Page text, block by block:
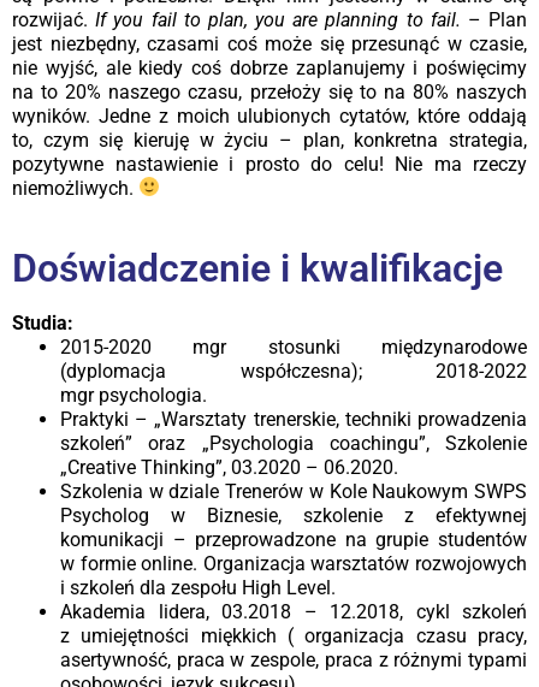
rozwijać.If you fail to plan, you are planning to fail. – Plan
jest niezbędny, czasami coś może się przesunąć w czasie,
nie wyjść, ale kiedy coś dobrze zaplanujemy i poświęcimy
na to 20% naszego czasu, przełoży się to na 80% naszych
wyników. Jedne z moich ulubionych cytatów, które oddają
to, czym się kieruję w życiu – plan, konkretna strategia,
pozytywne nastawienie i prosto do celu! Nie ma rzeczy
niemożliwych.
Doświadczenie i kwalifikacje
Studia:
2015-2020 mgr stosunki międzynarodowe
(dyplomacja współczesna); 2018-2022
mgr psychologia.
Praktyki – „Warsztaty trenerskie, techniki prowadzenia
szkoleń” oraz „Psychologia coachingu”, Szkolenie
„Creative Thinking”, 03.2020 – 06.2020.
Szkolenia w dziale Trenerów w Kole Naukowym SWPS
Psycholog w Biznesie, szkolenie z efektywnej
komunikacji – przeprowadzone na grupie studentów
w formie online. Organizacja warsztatów rozwojowych
i szkoleń dla zespołu High Level.
Akademia lidera, 03.2018 – 12.2018, cykl szkoleń
z umiejętności miękkich ( organizacja czasu pracy,
asertywność, praca w zespole, praca z różnymi typami